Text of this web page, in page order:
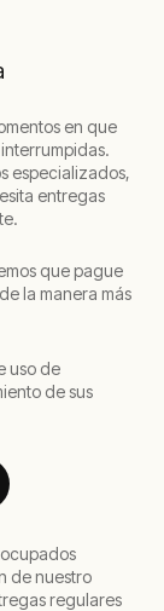
en que
especializados,
entregas
que pague
la manera más
uso de
de sus
de nuestro
regulares